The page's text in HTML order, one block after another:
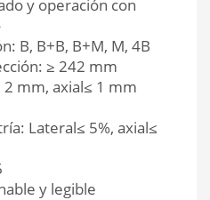
y operación con
B, B+B, B+M, M, 4B
≥ 242 mm
mm, axial≤ 1 mm
Lateral≤ 5%, axial≤
y legible